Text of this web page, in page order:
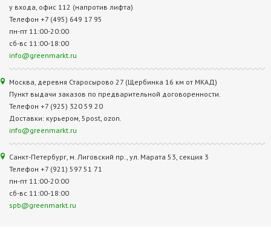
у входа, офис 112 (напротив лифта)
Телефон +7 (495) 649 17 95
пн-пт 11:00-20:00
сб-вс 11:00-18:00
info@greenmarkt.ru
Москва, деревня Старосырово 27 (Щербинка 16 км от МКАД)
Пункт выдачи заказов по предварительной договоренности.
Телефон +7 (925) 320 59 20
Доставки: курьером, 5post, ozon.
info@greenmarkt.ru
Санкт-Петербург, м. Лиговский пр., ул. Марата 53, секция 3
Телефон +7 (921) 597 51 71
пн-пт 11:00-20:00
сб-вс 11:00-18:00
spb@greenmarkt.ru